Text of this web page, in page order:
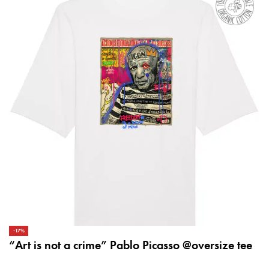
-17%
“Art is not a crime” Pablo Picasso @oversize tee